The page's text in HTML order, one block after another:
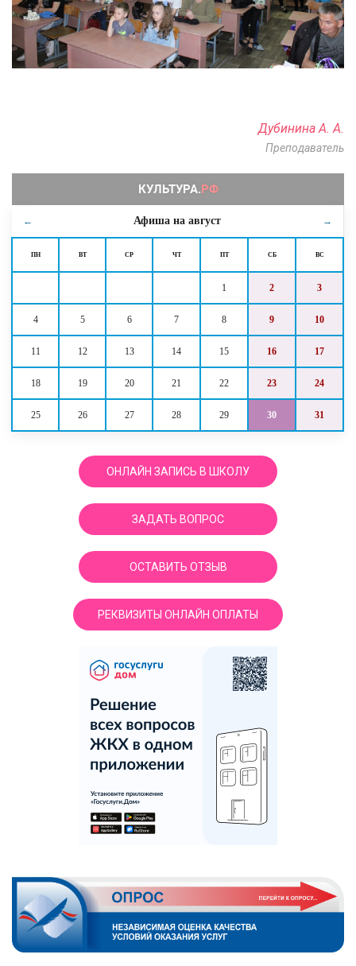
← Афиша на август →
ПН ВТ СР ЧТ ПТ СБ ВС
1 2 3
4 5 6 7 8 9 10
11 12 13 14 15 16 17
18 19 20 21 22 23 24
25 26 27 28 29 30 31
ОНЛАЙН ЗАПИСЬ В ШКОЛУ
ЗАДАТЬ ВОПРОС
ОСТАВИТЬ ОТЗЫВ
РЕКВИЗИТЫ ОНЛАЙН ОПЛАТЫ
Дубинина А. А.
Преподаватель